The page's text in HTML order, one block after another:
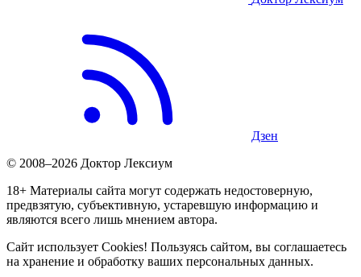
Дзен
© 2008–2026 Доктор Лексиум
18+ Материалы сайта могут содержать недостоверную,
предвзятую, субъективную, устаревшую информацию и
являются всего лишь мнением автора.
Сайт использует Cookies! Пользуясь сайтом, вы соглашаетесь
на хранение и обработку ваших персональных данных.